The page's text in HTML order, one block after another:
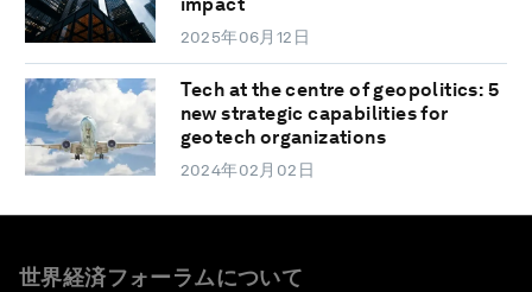
impact
2025年06月12日
Tech at the centre of geopolitics: 5
new strategic capabilities for
geotech organizations
2024年02月02日
世界経済フォーラムについて